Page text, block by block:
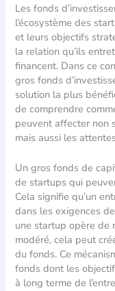
Les fonds
l’écosystème des
et leurs objectifs
la relation qu’ils
financent. Dans ce
gros fonds
solution la plus
de comprendre
peuvent affecter non
mais aussi les
Un gros fonds de
de startups qui
Cela signifie qu’un
dans les exigences
une startup opère de
modéré, cela peut
du fonds. Ce
fonds dont les
à long terme de